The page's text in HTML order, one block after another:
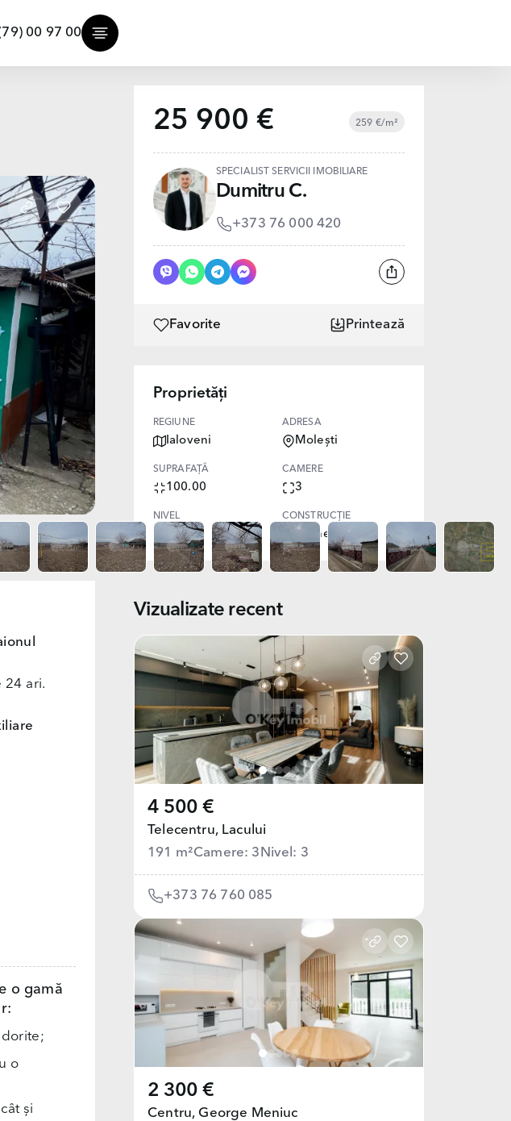
00 97 00
24 ari.
o gamă
dorite;
o
și
25 900 € 259 €/m²
SPECIALIST SERVICII IMOBILIARE
Dumitru C.
+373 76 000 420
Favorite Printează
Proprietăți
REGIUNE
Ialoveni
ADRESA
Molești
SUPRAFAȚĂ
100.00
CAMERE
3
NIVEL CONSTRUCȚIE
Veche
Vizualizate recent
4 500 €
Telecentru,Lacului
191 m²Camere: 3 Nivel: 3
+373 76 760 085
2 300 €
Centru, George Meniuc